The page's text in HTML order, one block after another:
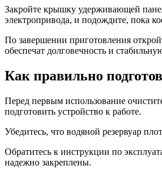
Закройте крышку удерживающей
электропривода, и подождите, пока
По завершении приготовления
обеспечат долговечность и
Как правильно
Перед первым использование
подготовить устройство к работе.
Убедитесь, что водяной резервуар
Обратитесь к инструкции по
надежно закреплены.